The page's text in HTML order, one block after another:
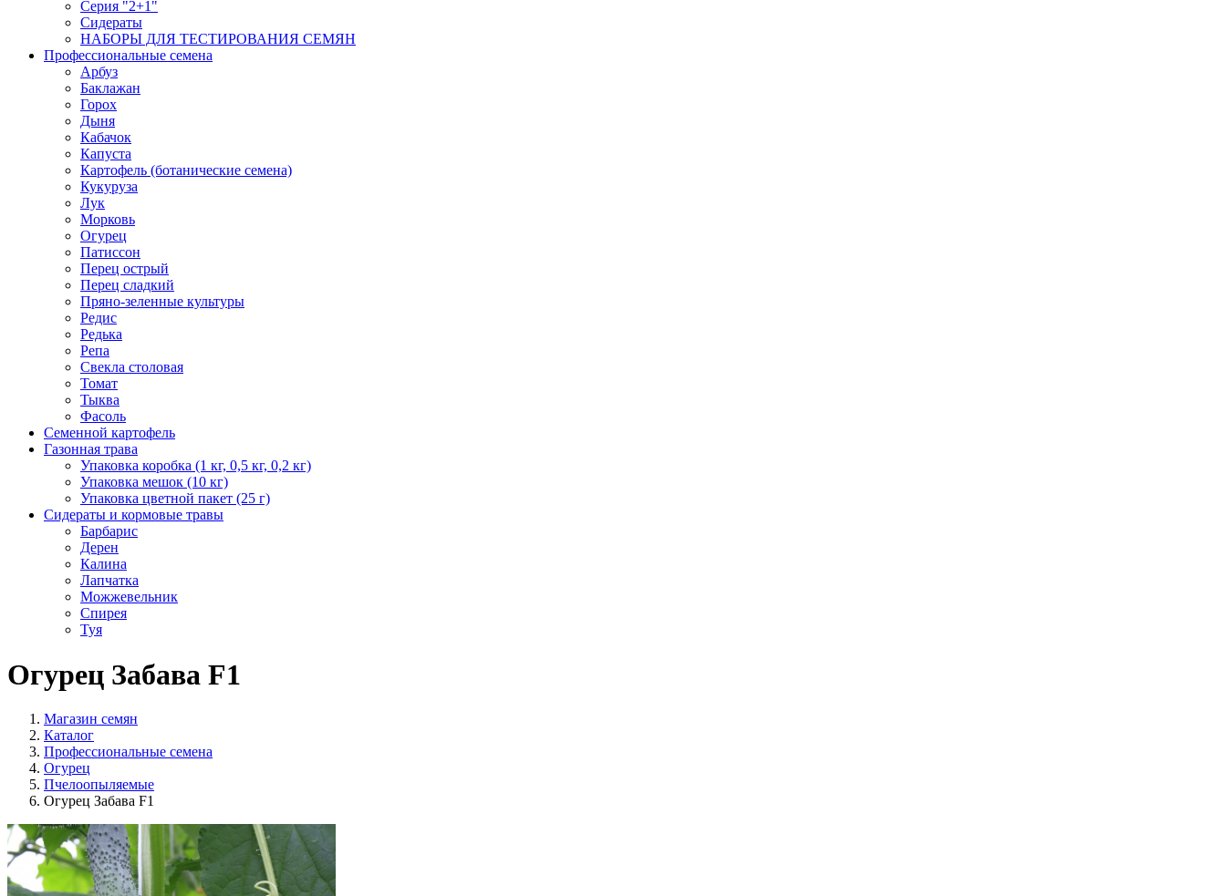
Серия "2+1"
Сидераты
НАБОРЫ ДЛЯ ТЕСТИРОВАНИЯ СЕМЯН
Профессиональные семена
Арбуз
Баклажан
Горох
Дыня
Кабачок
Капуста
Картофель (ботанические семена)
Кукуруза
Лук
Морковь
Огурец
Патиссон
Перец острый
Перец сладкий
Пряно-зеленные культуры
Редис
Редька
Репа
Свекла столовая
Томат
Тыква
Фасоль
Семенной картофель
Газонная трава
Упаковка коробка (1 кг, 0,5 кг, 0,2 кг)
Упаковка мешок (10 кг)
Упаковка цветной пакет (25 г)
Сидераты и кормовые травы
Барбарис
Дерен
Калина
Лапчатка
Можжевельник
Спирея
Туя
Огурец Забава F1
Магазин семян
Каталог
Профессиональные семена
Огурец
Пчелоопыляемые
Огурец Забава F1